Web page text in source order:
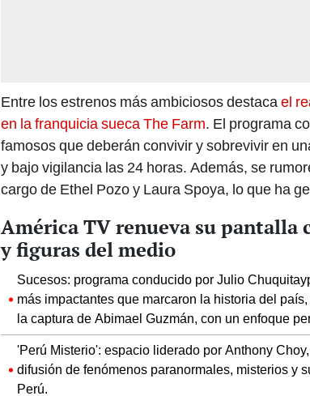
en la franquicia sueca The Farm. El programa
famosos que deberán convivir y sobrevivir en
y bajo vigilancia las 24 horas. Además, se
cargo de Ethel Pozo y Laura Spoya, lo que ha
y figuras del medio
Sucesos: programa conducido por Julio
más impactantes que marcaron la historia del
la captura de Abimael Guzmán, con un enfoque
'Perú Misterio': espacio liderado por Anthony
difusión de fenómenos paranormales, misterios y
Perú.